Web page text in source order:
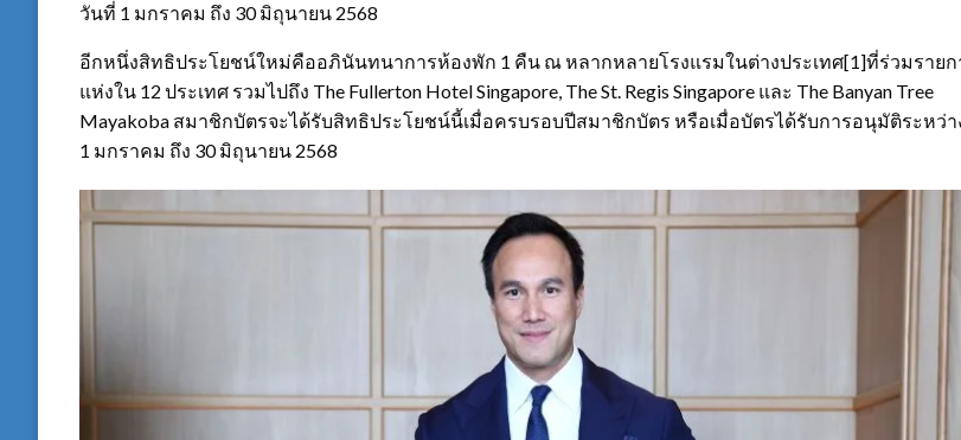
วันที่ 1 มกราคม ถึง 30 มิถุนายน 2568
อีกหนึ่งสิทธิประโยชน์ใหม่คืออภินันทนาการห้องพัก 1 คืน ณ หลากหลายโรงแรมในต่างประเทศ[1]ที่ร่วมรายก
แห่งใน 12 ประเทศ รวมไปถึง The Fullerton Hotel Singapore, The St. Regis Singapore และ The Banyan Tree
Mayakoba สมาชิกบัตรจะได้รับสิทธิประโยชน์นี้เมื่อครบรอบปีสมาชิกบัตร หรือเมื่อบัตรได้รับการอนุมัติระหว่
1 มกราคม ถึง 30 มิถุนายน 2568